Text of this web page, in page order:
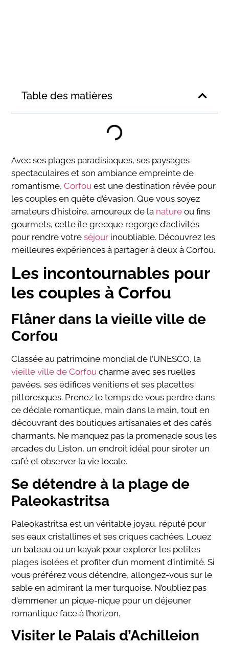
Table des matières
Avec ses plages paradisiaques, ses paysages
spectaculaires et son ambiance empreinte de
romantisme,Corfou est une destination rêvée pour
les couples en quête d’évasion. Que vous soyez
amateurs d’histoire, amoureux de la nature ou fins
gourmets, cette île grecque regorge d’activités
pour rendre votreséjour inoubliable. Découvrez les
meilleures expériences à partager à deux à Corfou.
Les incontournables pour
les couples à Corfou
Flâner dans la vieille ville de
Corfou
Classée au patrimoine mondial de l’UNESCO, la
vieille ville de Corfou charme avec ses ruelles
pavées, ses édifices vénitiens et ses placettes
pittoresques. Prenez le temps de vous perdre dans
ce dédale romantique, main dans la main, tout en
découvrant des boutiques artisanales et des cafés
charmants. Ne manquez pas la promenade sous les
arcades du Liston, un endroit idéal pour siroter un
café et observer la vie locale.
Se détendre à la plage de
Paleokastritsa
Paleokastritsa est un véritable joyau, réputé pour
ses eaux cristallines et ses criques cachées. Louez
un bateau ou un kayak pour explorer les petites
plages isolées et profiter d’un moment d’intimité. Si
vous préférez vous détendre, allongez-vous sur le
sable en admirant la mer turquoise. N’oubliez pas
d’emmener un pique-nique pour un déjeuner
romantique face à l’horizon.
Visiter le Palais d’Achilleion